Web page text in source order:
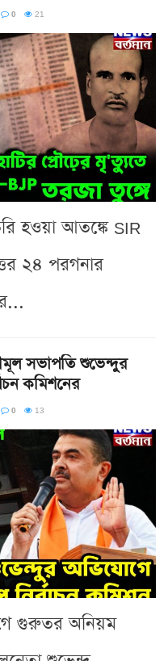
0 21
হওয়া আতঙ্কে SIR
২৪ পরগনার
সভাপতি শুভেন্দুর
কমিশনের
0 13
গুরুতর অনিয়ম